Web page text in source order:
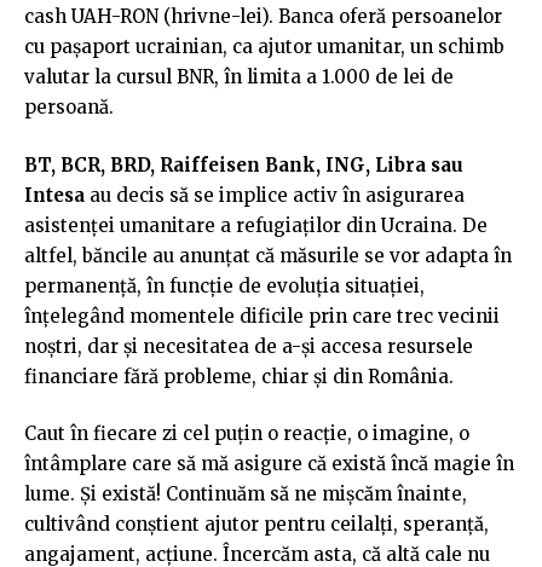
cash UAH-RON (hrivne-lei). Banca oferă persoanelor
cu pașaport ucrainian, ca ajutor umanitar, un schimb
valutar la cursul BNR, în limita a 1.000 de lei de
persoană.
BT, BCR, BRD, Raiffeisen Bank, ING, Libra sau
Intesa au decis să se implice activ în asigurarea
asistenței umanitare a refugiaților din Ucraina. De
altfel, băncile au anunțat că măsurile se vor adapta în
permanență, în funcție de evoluția situației,
înțelegând momentele dificile prin care trec vecinii
noștri, dar și necesitatea de a-și accesa resursele
financiare fără probleme, chiar și din România.
Caut în fiecare zi cel puțin o reacție, o imagine, o
întâmplare care să mă asigure că există încă magie în
lume. Și există! Continuăm să ne mișcăm înainte,
cultivând conștient ajutor pentru ceilalți, speranță,
angajament, acțiune. Încercăm asta, că altă cale nu